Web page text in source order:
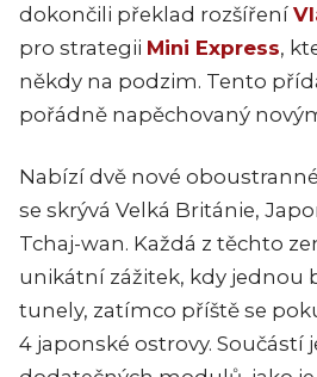
dokončili překlad rozšíření
pro strategii Mini Express,
někdy na podzim. Tento
pořádně napěchovaný
Nabízí dvě nové
se skrývá Velká Británie,
Tchaj-wan. Každá z těchto
unikátní zážitek, kdy jednou
tunely, zatímco příště se
4 japonské ostrovy. Součástí